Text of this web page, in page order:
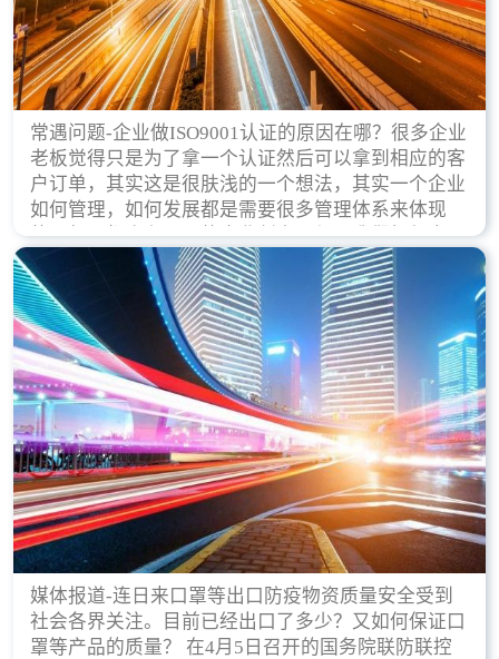
常遇问题-企业做ISO9001认证的原因在哪？很多企业
老板觉得只是为了拿一个认证然后可以拿到相应的客
户订单，其实这是很肤浅的一个想法，其实一个企业
如何管理，如何发展都是需要很多管理体系来体现
的，每天都会有不同的企业创立，但是我们如何去证
实一个企业的合法，有质量保证了？这就是ISO9001
认证体现价值的时候，那么键锋小编就来细说下企业
做ISO9001认证的根本原因。
媒体报道-连日来口罩等出口防疫物资质量安全受到
社会各界关注。目前已经出口了多少？又如何保证口
罩等产品的质量？ 在4月5日召开的国务院联防联控